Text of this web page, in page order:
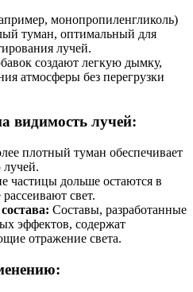
монопропиленгликоль)
туман, оптимальный для
лучей.
создают легкую дымку,
атмосферы без перегрузки
видимость лучей:
плотный туман обеспечивает
частицы дольше остаются в
свет.
Составы, разработанные
эффектов, содержат
отражение света.